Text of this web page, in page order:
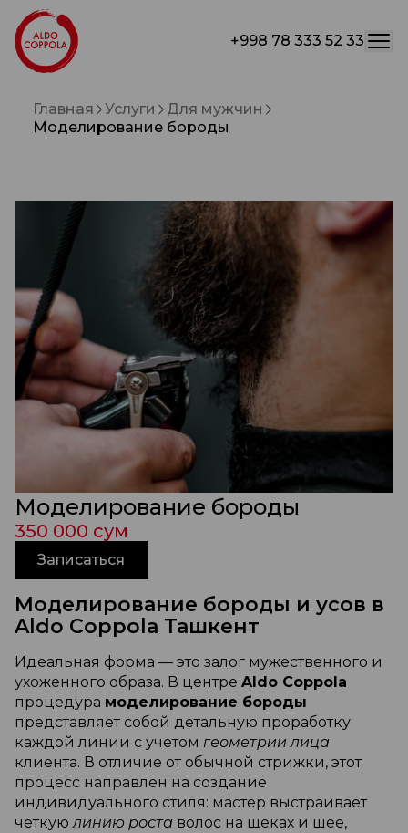
+998 78 333 52 33
Главная Услуги
Для мужчин
Моделирование бороды
Моделирование бороды
350 000 сум
Записаться
Моделирование бороды и усов в
Aldo Coppola Ташкент
Идеальная форма — это залог мужественного и
ухоженного образа. В центре Aldo Coppola
процедура моделирование бороды
представляет собой детальную проработку
каждой линии с учетом геометрии лица
клиента. В отличие от обычной стрижки, этот
процесс направлен на создание
индивидуального стиля: мастер выстраивает
четкуюлинию роста волос на щеках и шее,